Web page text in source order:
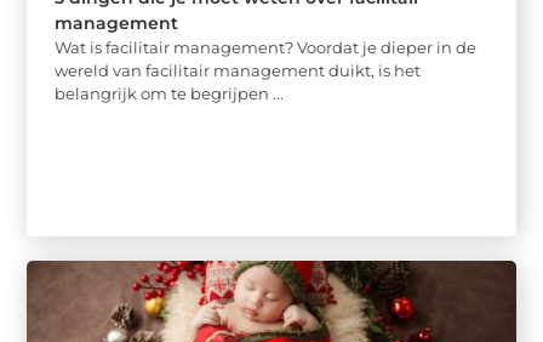
management
Wat is facilitair management? Voordat je dieper in de
wereld van facilitair management duikt, is het
belangrijk om te begrijpen ...